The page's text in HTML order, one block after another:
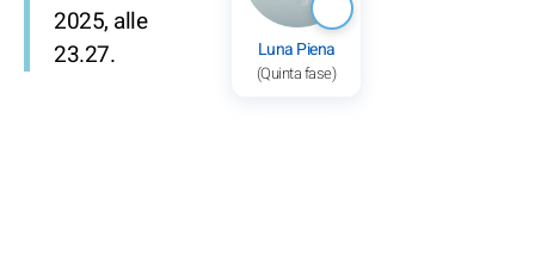
Luna Piena
(Quinta fase)
2025, alle
23.27.